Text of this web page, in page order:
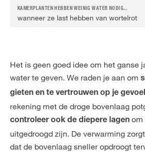
wanneer ze last hebben van wortelrot
Het is geen goed idee om het ganse
water te geven. We raden je aan om
gieten en te vertrouwen op je gevoel
rekening met de droge bovenlaag
controleer ook de diepere lagen om
uitgedroogd zijn. De verwarming
dat de bovenlaag sneller opdroogt